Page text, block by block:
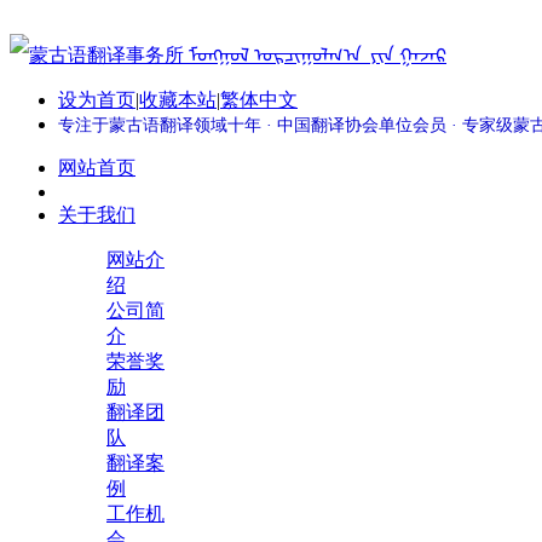
设为首页|收藏本站|繁体中文
专注于蒙古语翻译领域十年 · 中国翻译协会单位会员 · 专家级蒙
网站首页
关于我们
网站介
绍
公司简
介
荣誉奖
励
翻译团
队
翻译案
例
工作机